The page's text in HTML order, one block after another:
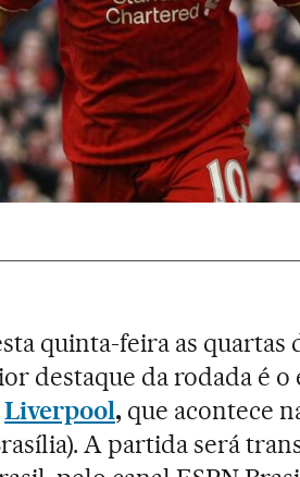
quinta-feira as quartas
destaque da rodada é
Liverpool,que acontece
A partida será